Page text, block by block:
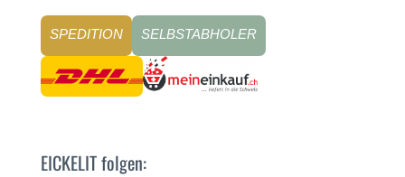
SPEDITION SELBSTABHOLER
EICKELIT folgen: